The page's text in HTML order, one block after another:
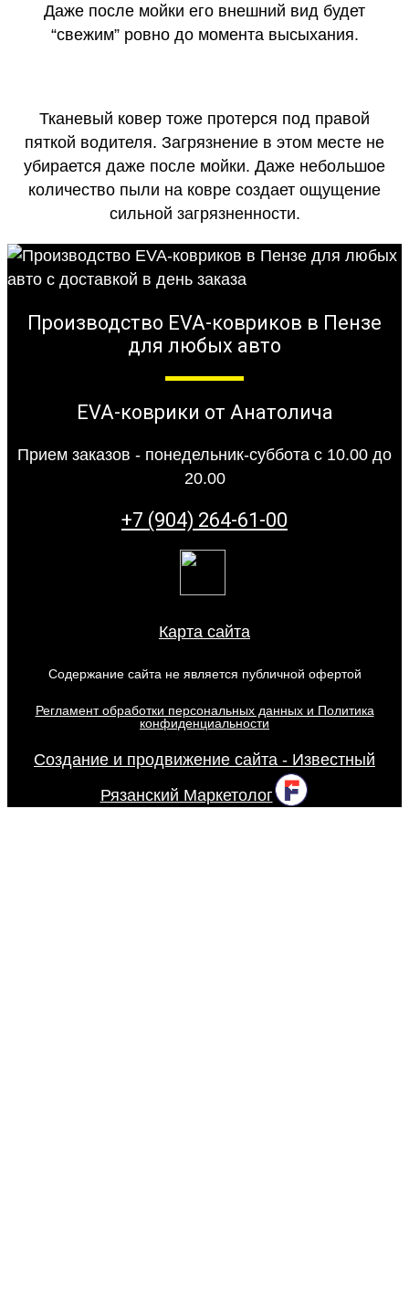
Даже после мойки его внешний вид будет
“свежим” ровно до момента высыхания.
Тканевый ковер тоже протерся под правой
пяткой водителя. Загрязнение в этом месте не
убирается даже после мойки. Даже небольшое
количество пыли на ковре создает ощущение
сильной загрязненности.
Производство EVA-ковриков в Пензе
для любых авто
EVA-коврики от Анатолича
Прием заказов - понедельник-суббота с 10.00 до
20.00
+7 (904) 264-61-00
Карта сайта
Содержание сайта не является публичной офертой
Регламент обработки персональных данных и Политика
конфиденциальности
Создание и продвижение сайта - Известный
Рязанский Маркетолог